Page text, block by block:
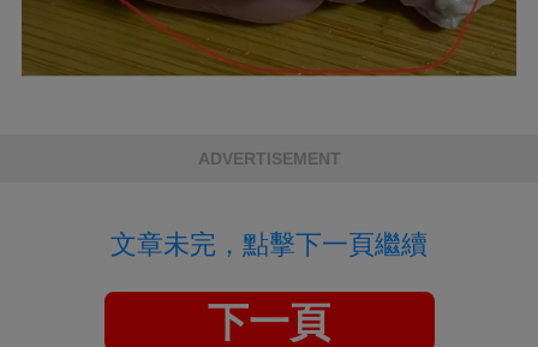
ADVERTISEMENT
文章未完，點擊下一頁繼續
下一頁